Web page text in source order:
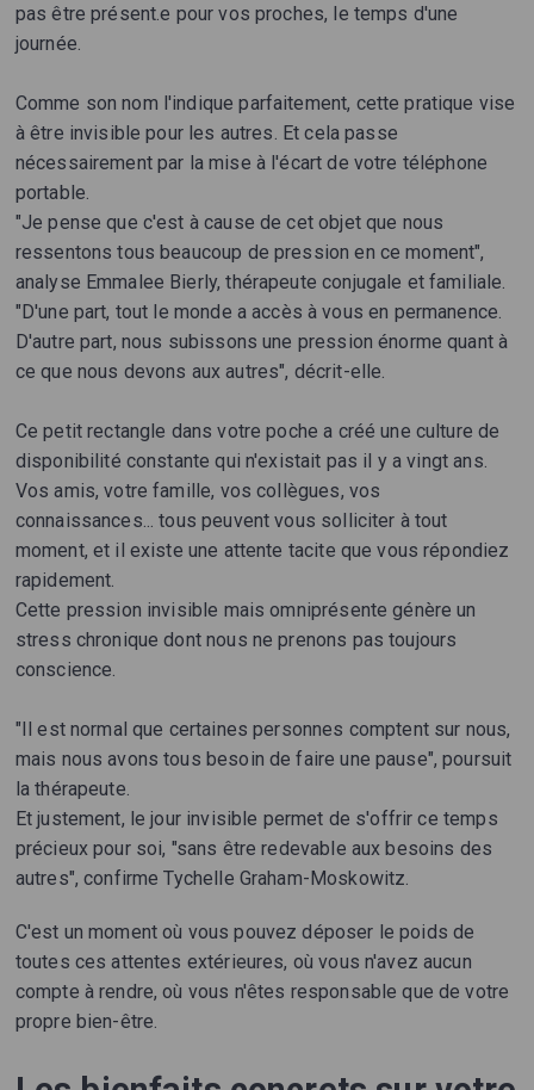
pas être présent.e pour vos proches, le temps d'une
journée.
Comme son nom l'indique parfaitement, cette pratique vise
à être invisible pour les autres. Et cela passe
nécessairement par la mise à l'écart de votre téléphone
portable.
"Je pense que c'est à cause de cet objet que nous
ressentons tous beaucoup de pression en ce moment",
analyse Emmalee Bierly, thérapeute conjugale et familiale.
"D'une part, tout le monde a accès à vous en permanence.
D'autre part, nous subissons une pression énorme quant à
ce que nous devons aux autres", décrit-elle.
Ce petit rectangle dans votre poche a créé une culture de
disponibilité constante qui n'existait pas il y a vingt ans.
Vos amis, votre famille, vos collègues, vos
connaissances... tous peuvent vous solliciter à tout
moment, et il existe une attente tacite que vous répondiez
rapidement.
Cette pression invisible mais omniprésente génère un
stress chronique dont nous ne prenons pas toujours
conscience.
"Il est normal que certaines personnes comptent sur nous,
mais nous avons tous besoin de faire une pause", poursuit
la thérapeute.
Et justement, le jour invisible permet de s'offrir ce temps
précieux pour soi, "sans être redevable aux besoins des
autres", confirme Tychelle Graham-Moskowitz.
C'est un moment où vous pouvez déposer le poids de
toutes ces attentes extérieures, où vous n'avez aucun
compte à rendre, où vous n'êtes responsable que de votre
propre bien-être.